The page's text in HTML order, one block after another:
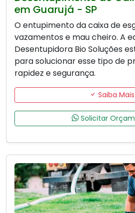
em Guarujá - SP
O entupimento da caixa de
vazamentos e mau cheiro. A
Desentupidora Bio Soluções
para solucionar esse tipo de
rapidez e segurança.
Saiba Mais
Solicitar